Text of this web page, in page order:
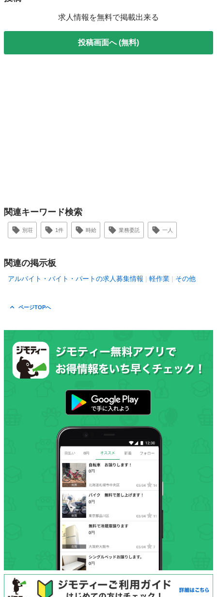
求人情報を無料で掲載出来る
投稿画面へ (無料)
関連キーワード検索
別荘 1件 時給 業務委託 一人
関連の掲示板
アルバイト・バイト・パートの求人募集情報 軽作業 その他
ページTOPへ